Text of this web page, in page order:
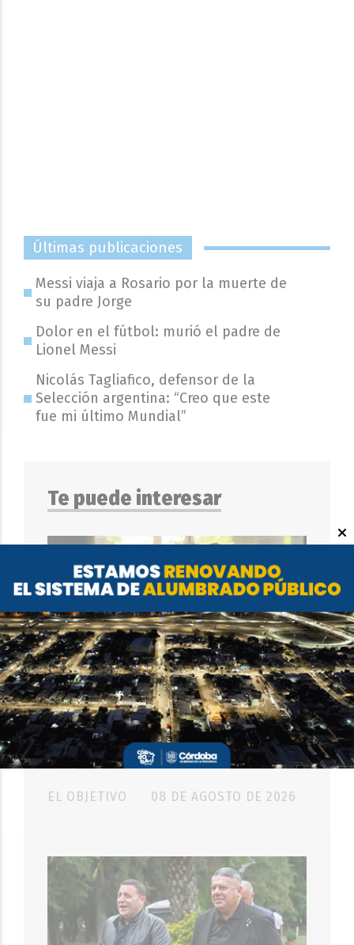
Últimas publicaciones
Messi viaja a Rosario por la muerte de
su padre Jorge
Dolor en el fútbol: murió el padre de
Lionel Messi
Nicolás Tagliafico, defensor de la
Selección argentina: “Creo que este
fue mi último Mundial”
Te puede interesar
Dolor en el fútbol: murió el padre
de Lionel Messi
EL OBJETIVO
SOCIEDAD
08 DE AGOSTO DE 2026